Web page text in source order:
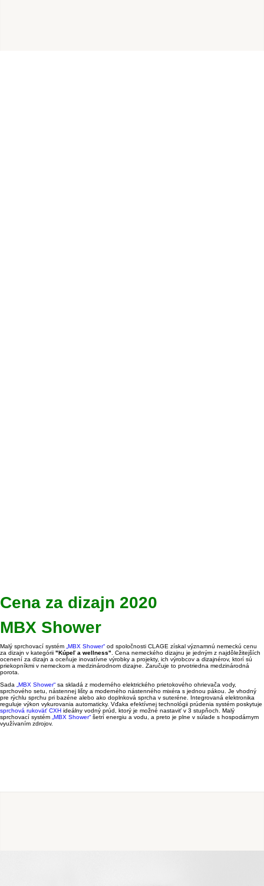
Cena za dizajn 2020
MBX Shower
Malý sprchovací systém „MBX Shower“ od spoločnosti CLAGE získal významnú nemeckú cenu
za dizajn v kategórii "Kúpeľ a wellness"
Cena nemeckého dizajnu je jedným z najdôležitejších
ocenení za dizajn a oceňuje inovatívne výrobky a projekty, ich výrobcov a dizajnérov, ktorí sú
priekopníkmi v nemeckom a medzinárodnom dizajne.
Zaručuje to prvotriedna medzinárodná
porota.
Sada
„MBX Shower“ sa skladá z moderného elektrického prietokového ohrievača vody,
sprchového setu, nástennej lišty a moderného nástenného mixéra s jednou pákou.
Je vhodný
pre rýchlu sprchu pri bazéne alebo ako doplnková sprcha v suteréne.
Integrovaná elektronika
reguluje výkon vykurovania automaticky. Vďaka efektívnej technológii prúdenia systém poskytuje
sprchová rukoväť CXH ideálny vodný prúd, ktorý je možné nastaviť v 3 stupňoch.
Malý
sprchovací systém „MBX Shower“ šetrí energiu a vodu, a preto je plne v súlade s hospodárnym
využívaním zdrojov.